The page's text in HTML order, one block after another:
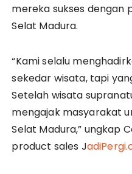
mereka sukses dengan
Selat Madura.
“Kami selalu
sekedar wisata, tapi
Setelah wisata
mengajak masyarakat
Selat Madura,” ungkap
product sales J